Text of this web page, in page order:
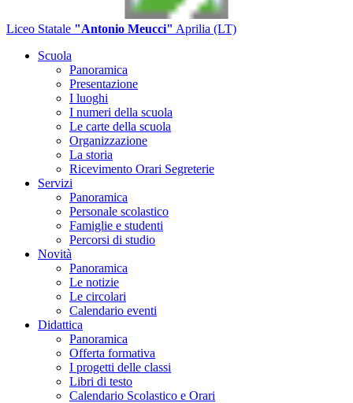
Liceo Statale "Antonio Meucci" Aprilia (LT)
Scuola
Panoramica
Presentazione
I luoghi
I numeri della scuola
Le carte della scuola
Organizzazione
La storia
Ricevimento Orari Segreterie
Servizi
Panoramica
Personale scolastico
Famiglie e studenti
Percorsi di studio
Novità
Panoramica
Le notizie
Le circolari
Calendario eventi
Didattica
Panoramica
Offerta formativa
I progetti delle classi
Libri di testo
Calendario Scolastico e Orari